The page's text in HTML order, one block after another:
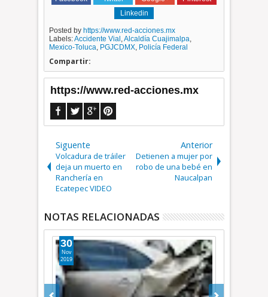
Linkedin
Posted by https://www.red-acciones.mx
Labels:Accidente Vial ,Alcaldía Cuajimalpa,
Mexico-Toluca, PGJCDMX, Policía Federal
Compartir:
https://www.red-acciones.mx
Siguente
Volcadura de tráiler
deja un muerto en
Ranchería en
Ecatepec VIDEO
Anterior
Detienen a mujer por
robo de una bebé en
Naucalpan
NOTAS RELACIONADAS
30
Nov
2019